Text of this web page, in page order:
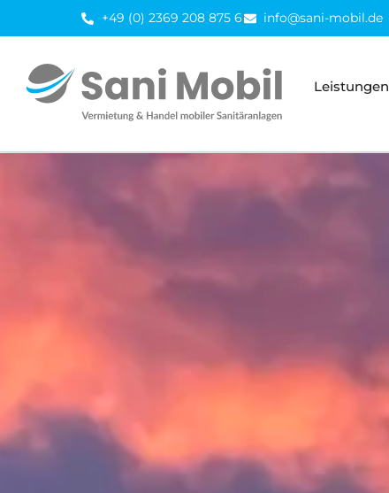
+49 (0) 2369 208 875 6 info@sani-mobil.de
Leistungen